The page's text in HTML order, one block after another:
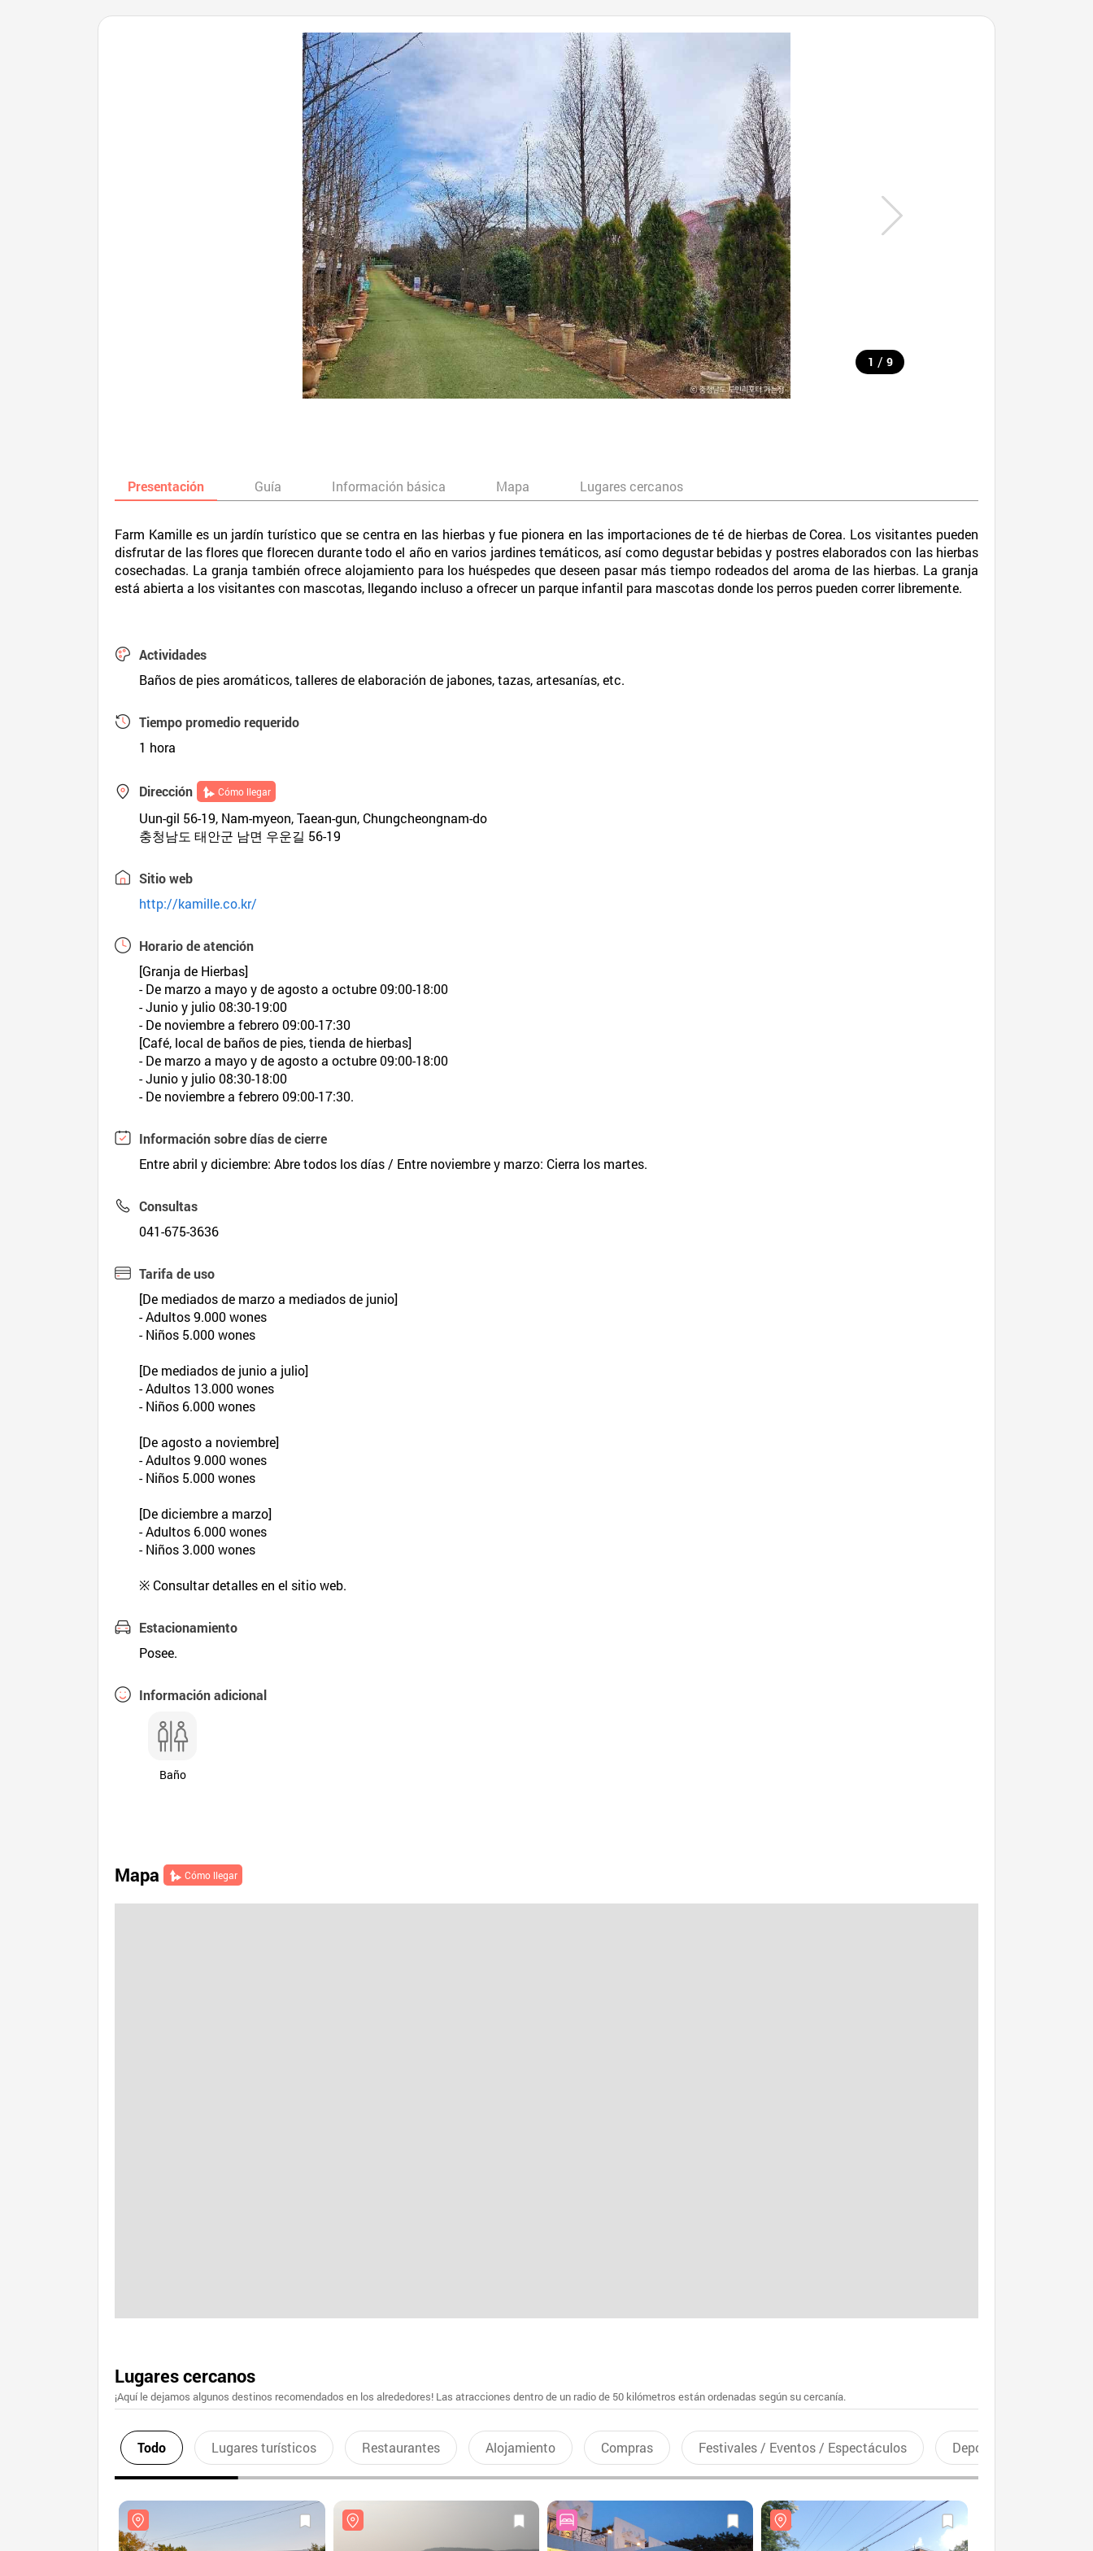
1 / 9
Presentación Guía Información básica Mapa Lugares cercanos
Farm Kamille es un jardín turístico que se centra en las hierbas y fue pionera en las importaciones de té de hierbas de Corea. Los visitantes pueden
disfrutar de las flores que florecen durante todo el año en varios jardines temáticos, así como degustar bebidas y postres elaborados con las hierbas
cosechadas. La granja también ofrece alojamiento para los huéspedes que deseen pasar más tiempo rodeados del aroma de las hierbas. La granja
está abierta a los visitantes con mascotas, llegando incluso a ofrecer un parque infantil para mascotas donde los perros pueden correr libremente.
Actividades
Baños de pies aromáticos, talleres de elaboración de jabones, tazas, artesanías, etc.
Tiempo promedio requerido
1 hora
Dirección Cómo llegar
Uun-gil 56-19, Nam-myeon, Taean-gun, Chungcheongnam-do
충청남도 태안군 남면 우운길 56-19
Sitio web
http://kamille.co.kr/
Horario de atención
[Granja de Hierbas]
- De marzo a mayo y de agosto a octubre 09:00-18:00
- Junio y julio 08:30-19:00
- De noviembre a febrero 09:00-17:30
[Café, local de baños de pies, tienda de hierbas]
- De marzo a mayo y de agosto a octubre 09:00-18:00
- Junio y julio 08:30-18:00
- De noviembre a febrero 09:00-17:30.
Información sobre días de cierre
Entre abril y diciembre: Abre todos los días / Entre noviembre y marzo: Cierra los martes.
Consultas
041-675-3636
Tarifa de uso
[De mediados de marzo a mediados de junio]
- Adultos 9.000 wones
- Niños 5.000 wones
[De mediados de junio a julio]
- Adultos 13.000 wones
- Niños 6.000 wones
[De agosto a noviembre]
- Adultos 9.000 wones
- Niños 5.000 wones
[De diciembre a marzo]
- Adultos 6.000 wones
- Niños 3.000 wones
※ Consultar detalles en el sitio web.
Estacionamiento
Posee.
Información adicional
Baño
Mapa Cómo llegar
Lugares cercanos
¡Aquí le dejamos algunos destinos recomendados en los alrededores! Las atracciones dentro de un radio de 50 kilómetros están ordenadas según su cercanía.
Todo Lugares turísticos Restaurantes Alojamiento Compras Festivales / Eventos / Espectáculos Deportes recreativos